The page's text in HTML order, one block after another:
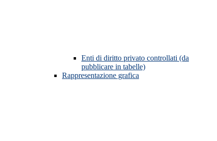
Enti di diritto privato controllati (da
pubblicare in tabelle)
Rappresentazione grafica